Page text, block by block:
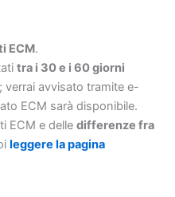
ECM.
tra i 30 e i 60 giorni
; verrai avvisato tramite e-
ECM sarà disponibile.
ECM e delle differenze fra
leggere la pagina